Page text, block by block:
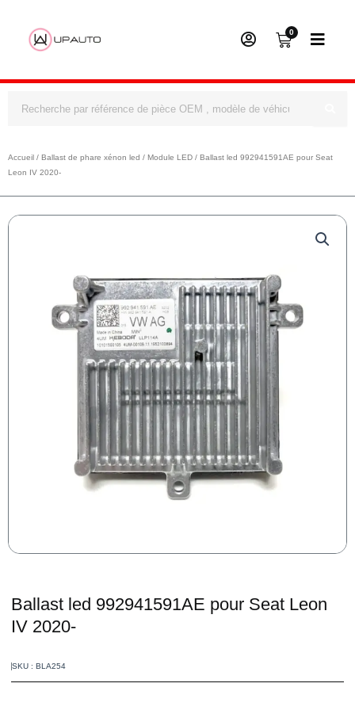
0
Panier
Accueil / Ballast de phare xénon led / Module LED / Ballast led 992941591AE pour Seat
Leon IV 2020-
Ballast led 992941591AE pour Seat Leon
IV 2020-
SKU : BLA254